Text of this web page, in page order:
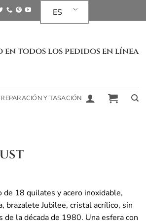
ES
todos los pedidos en línea
REPARACIÓN Y TASACIÓN
18 quilates y acero inoxidable,
brazalete Jubilee, cristal acrílico, sin
de la década de 1980. Una esfera con